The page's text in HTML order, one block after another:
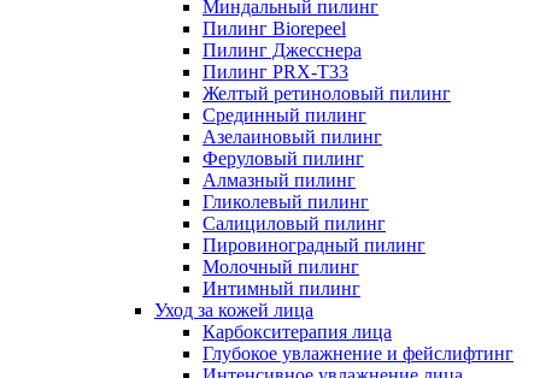
Миндальный пилинг
Пилинг Biorepeel
Пилинг Джесснера
Пилинг PRX-T33
Желтый ретиноловый пилинг
Срединный пилинг
Азелаиновый пилинг
Феруловый пилинг
Алмазный пилинг
Гликолевый пилинг
Салициловый пилинг
Пировиноградный пилинг
Молочный пилинг
Интимный пилинг
Уход за кожей лица
Карбокситерапия лица
Глубокое увлажнение и фейслифтинг